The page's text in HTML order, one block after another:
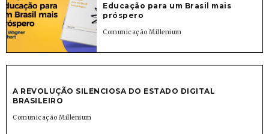
Educação para um Brasil mais
próspero
Comunicação Millenium
A REVOLUÇÃO SILENCIOSA DO ESTADO DIGITAL
BRASILEIRO
Comunicação Millenium